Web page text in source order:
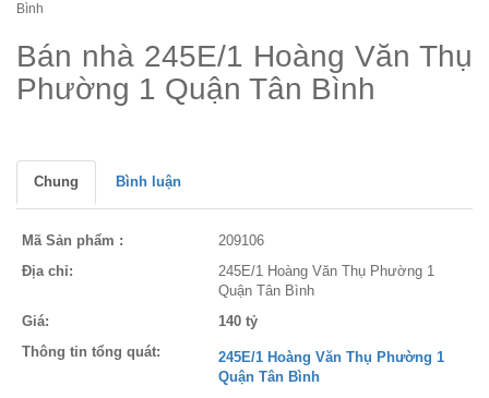
Bình
Bán nhà 245E/1 Hoàng Văn Thụ
Phường 1 Quận Tân Bình
Chung Bình luận
Mã Sản phẩm :
209106
Địa chỉ:
245E/1 Hoàng Văn Thụ Phường 1
Quận Tân Bình
Giá:
140 tỷ
Thông tin tổng quát:
245E/1 Hoàng Văn Thụ Phường 1
Quận Tân Bình